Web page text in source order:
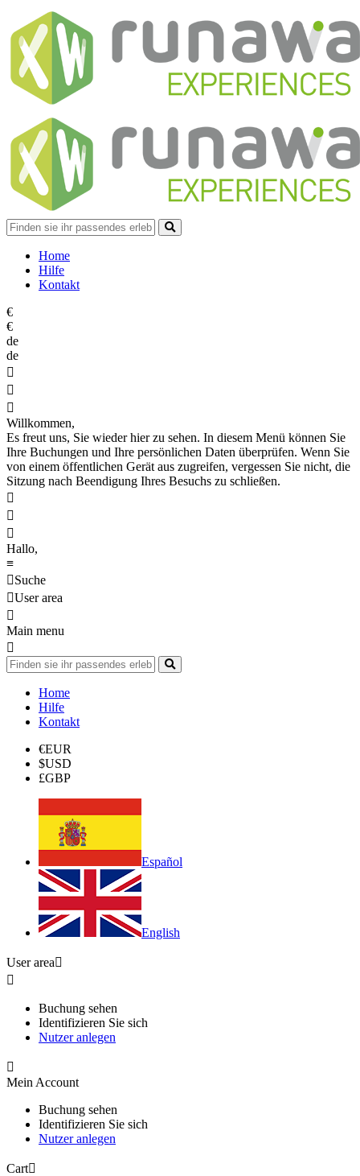
Home
Hilfe
Kontakt
€
€
de
de



Willkommen,
Es freut uns, Sie wieder hier zu sehen. In diesem Menü können Sie
Ihre Buchungen und Ihre persönlichen Daten überprüfen. Wenn Sie
von einem öffentlichen Gerät aus zugreifen, vergessen Sie nicht, die
Sitzung nach Beendigung Ihres Besuchs zu schließen.



Hallo,
≡
Suche
User area

Main menu

Home
Hilfe
Kontakt
€EUR
$USD
£GBP
Español
English
User area

Buchung sehen
Identifizieren Sie sich
Nutzer anlegen

Mein Account
Buchung sehen
Identifizieren Sie sich
Nutzer anlegen
Cart